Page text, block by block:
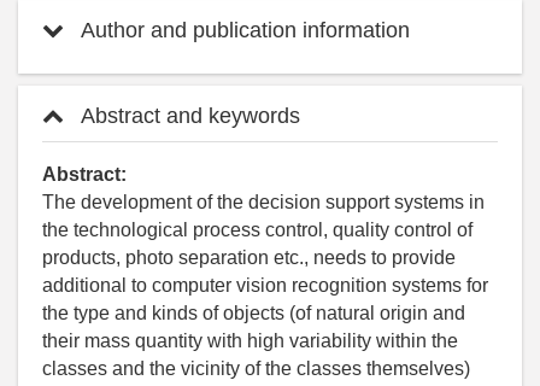
Author and publication information
Abstract and keywords
Abstract:
The development of the decision support systems in
the technological process control, quality control of
products, photo separation etc., needs to provide
additional to computer vision recognition systems for
the type and kinds of objects (of natural origin and
their mass quantity with high variability within the
classes and the vicinity of the classes themselves)